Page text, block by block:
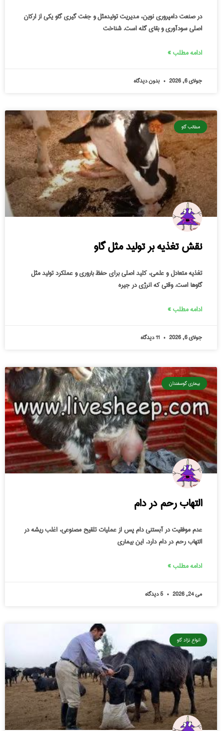
در صنعت دامپروری نوین، مدیریت تولیدمثل و جفت‌ گیری گاو یکی از ارکان
اصلی سودآوری و بقای گله است. شناخت
ادامه مطلب »
جولای 6, 2026 بدون دیدگاه
مطالب گاو
نقش تغذیه بر تولید مثل گاو
تغذیه متعادل و علمی، کلید اصلی برای حفظ باروری و عملکرد تولید مثل
گاوها است. وقتی که انرژی در جیره
ادامه مطلب »
جولای 6, 2026
بیماری گوسفندان
التهاب رحم در دام
عدم موفقیت در آبستنی دام پس از عملیات تلقیح مصنوعی، اغلب ریشه در
التهاب رحم در دام دارد. این بیماری
ادامه مطلب »
می 24, 2026 5 دیدگاه
انواع نژاد گاو